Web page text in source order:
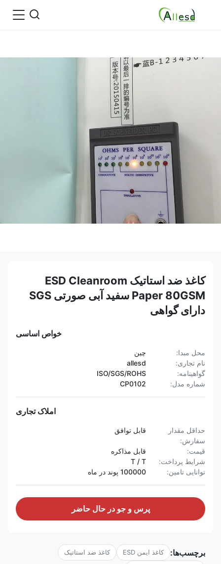
کاغذ ضد استاتیک ESD Cleanroom
Paper 80GSM سفید آبی صورتی SGS
دارای گواهی
خواص اساسی
محل مبدا:
چین
نام تجاری:
allesd
گواهینامه:
ISO/SGS/ROHS
شماره مدل:
CP0102
املاک تجاری
حداقل مقدار
سفارش:
قابل توافق
قیمت:
قابل مذاکره
شرایط پرداخت:
T / T
توانایی تامین:
100000 پوند در ماه
پرس و جو در حال حاضر
برچسب‌ها: کاغذ ایمن ESD کاغذ ضد استاتیک